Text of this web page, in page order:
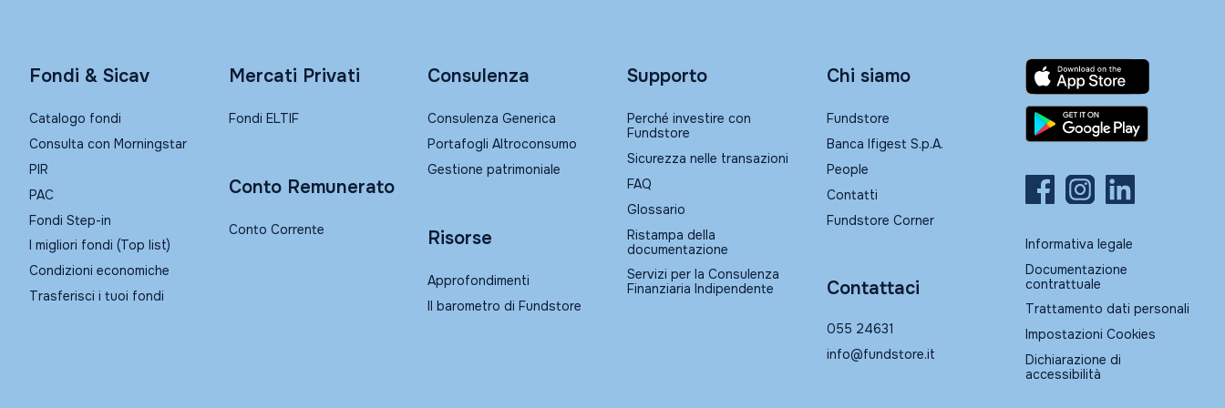
Fondi & Sicav
Catalogo fondi
Consulta con Morningstar
PIR
PAC
Fondi Step-in
I migliori fondi (Top list)
Condizioni economiche
Trasferisci i tuoi fondi
Mercati Privati
Fondi ELTIF
Conto Remunerato
Conto Corrente
Consulenza
Consulenza Generica
Portafogli Altroconsumo
Gestione patrimoniale
Risorse
Approfondimenti
Il barometro di Fundstore
Supporto
Perché investire con
Fundstore
Sicurezza nelle transazioni
FAQ
Glossario
Ristampa della
documentazione
Servizi per la Consulenza
Finanziaria Indipendente
Chi siamo
Fundstore
Banca Ifigest S.p.A.
People
Contatti
Fundstore Corner
Contattaci
055 24631
info@fundstore.it
Informativa legale
Documentazione
contrattuale
Trattamento dati personali
Impostazioni Cookies
Dichiarazione di
accessibilità